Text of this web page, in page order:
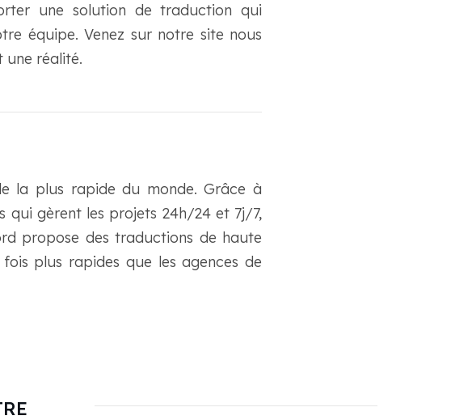
une solution de traduction qui
équipe. Venez sur notre site nous
une réalité.
la plus rapide du monde. Grâce à
qui gèrent les projets 24h/24 et 7j/7,
propose des traductions de haute
plus rapides que les agences de